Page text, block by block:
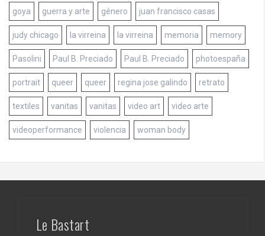
goya guerra y arte género juan francisco casas
judy chicago la virreina la virreina memoria memory
Pasolini Paul B. Preciado Paul B. Preciado photoespaña
portrait queer queer regina jose galindo retrato
textiles vanitas vanitas video art video arte
videoperformance violencia woman body
Le Bastart